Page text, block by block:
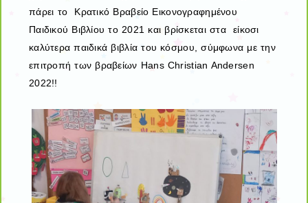
πάρει το Κρατικό Βραβείο Εικονογραφημένου
Παιδικού Βιβλίου το 2021 και βρίσκεται στα είκοσι
καλύτερα παιδικά βιβλία του κόσμου, σύμφωνα με την
επιτροπή των βραβείων Hans Christian Andersen
2022!!